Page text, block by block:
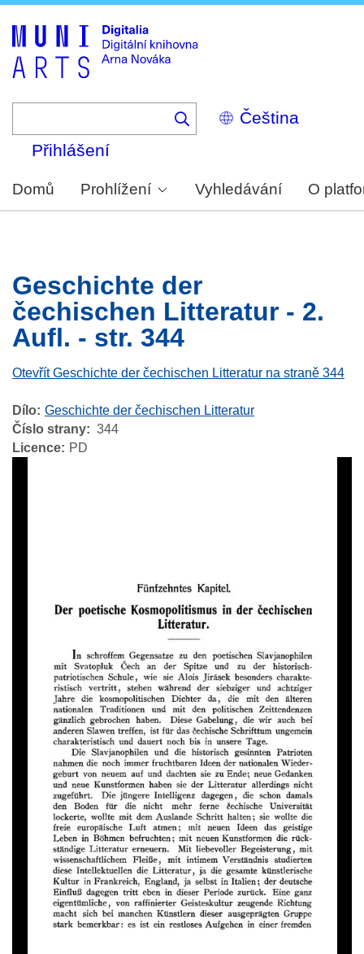
Select
your
Přihlášení
Domů Prohlížení Vyhledávání O
Geschichte der
čechischen Litteratur - 2.
Aufl. - str. 344
Otevřít Geschichte der čechischen Litteratur na straně 344
Dílo Geschichte der čechischen Litteratur
Číslo strany
344
Licence
PD